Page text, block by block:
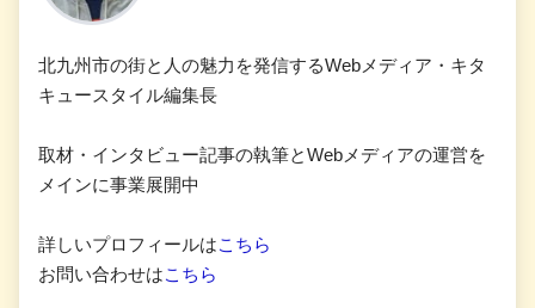
北九州市の街と人の魅力を発信するWebメディア・キタ
キュースタイル編集長
取材・インタビュー記事の執筆とWebメディアの運営を
メインに事業展開中
詳しいプロフィールはこちら
お問い合わせはこちら